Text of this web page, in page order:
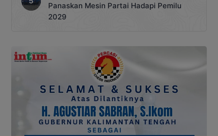
Panaskan Mesin Partai Hadapi Pemilu
2029